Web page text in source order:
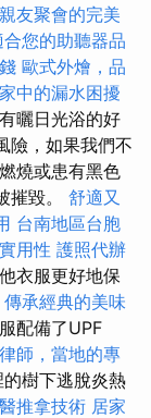
友聚會的完美
您的助聽器品
歐式外燴，品
中的漏水困擾
曬日光浴的好
險，如果我們不
燒或患有黑色
摧毀。 舒適又
台南地區台胞
用性 護照代辦
衣服更好地保
承經典的美味
配備了UPF
師，當地的專
樹下逃脫炎熱
推拿技術 居家